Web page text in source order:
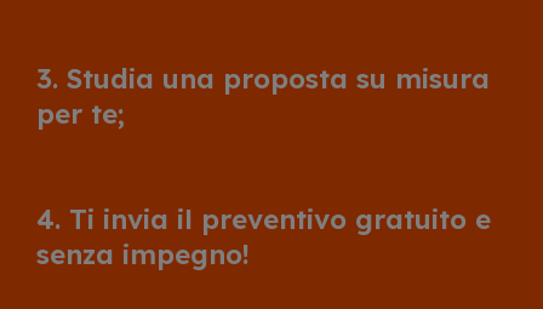
3. Studia una proposta su misura
per te;
4. Ti invia il preventivo gratuito e
senza impegno!